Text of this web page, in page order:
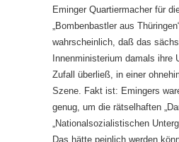
Eminger Quartiermacher für
„Bombenbastler aus
wahrscheinlich, daß das
Innenministerium damals ihre
Zufall überließ, in einer
Szene. Fakt ist: Emingers
genug, um die rätselhaften
„Nationalsozialistischen
Das hätte peinlich werden